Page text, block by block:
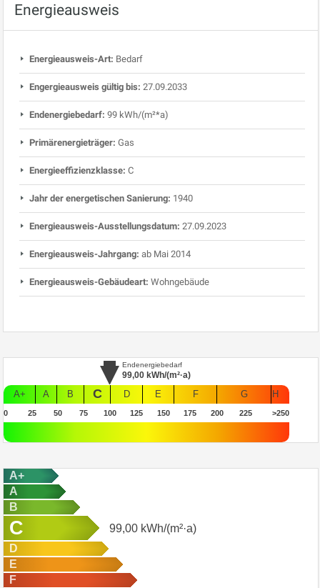
Energieausweis
Energieausweis-Art: Bedarf
Engergieausweis gültig bis: 27.09.2033
Endenergiebedarf: 99 kWh/(m²*a)
Primärenergieträger: Gas
Energieeffizienzklasse: C
Jahr der energetischen Sanierung: 1940
Energieausweis-Ausstellungsdatum: 27.09.2023
Energieausweis-Jahrgang: ab Mai 2014
Energieausweis-Gebäudeart: Wohngebäude
Endenergiebedarf
99,00kWh/(m²·a)
A+
A B C D E F G H
0 25 50 75 100 125 150 175 200 225 >250
A+
A
B
C 99,00 kWh/(m²·a)
D
E
F